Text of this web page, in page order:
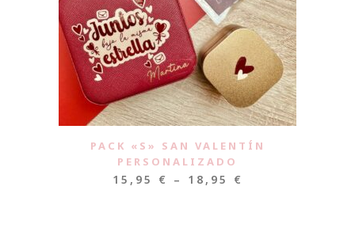
PACK «S» SAN VALENTÍN
PERSONALIZADO
15,95 € – 18,95 €